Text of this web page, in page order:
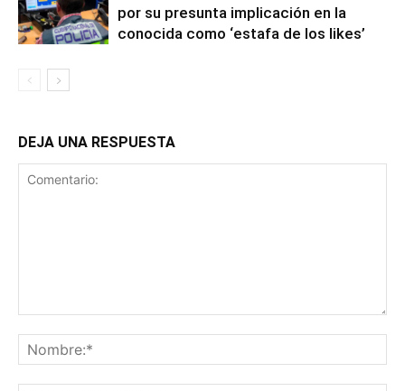
por su presunta implicación en la
conocida como ‘estafa de los likes’
DEJA UNA RESPUESTA